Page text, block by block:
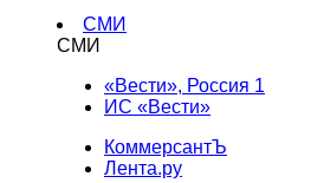
СМИ
СМИ
«Вести», Россия 1
ИС «Вести»
КоммерсантЪ
Лента.ру